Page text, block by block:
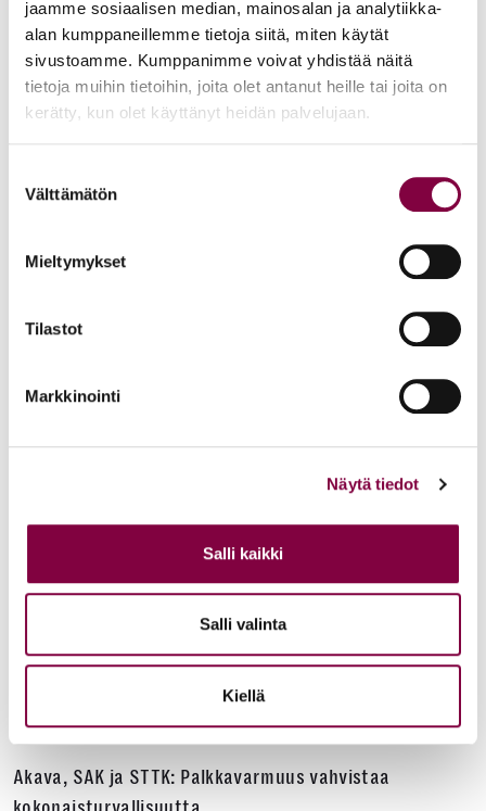
jaamme sosiaalisen median, mainosalan ja analytiikka-
alan kumppaneillemme tietoja siitä, miten käytät
sivustoamme. Kumppanimme voivat yhdistää näitä
tietoja muihin tietoihin, joita olet antanut heille tai joita on
kerätty, kun olet käyttänyt heidän palvelujaan.
valinta
Välttämätön
Mieltymykset
Tilastot
Markkinointi
Näytä tiedot
Salli kaikki
Salli valinta
Kiellä
Lisää uutisia
KAIKKI UUTISET
Työmarkkinat
Uutiset 16.6.2026
oikeustieteellisen opetuksen ja tutkimuksen
Juristiliitto
Uutiset 12.6.2026
Akava, SAK ja STTK: Palkkavarmuus vahvistaa